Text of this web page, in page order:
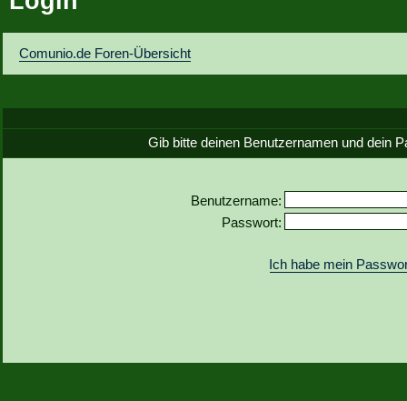
Spielanalyse
Vereinsdiskussion
Comunio.de Foren-Übersicht
Gib bitte deinen Benutzernamen und dein
Benutzername:
Passwort:
Ich habe mein